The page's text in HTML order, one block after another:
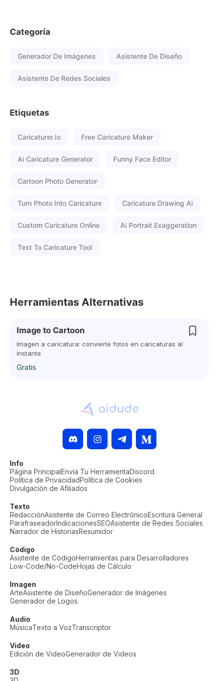
Categoría
Generador De Imágenes Asistente De Diseño
Asistente De Redes Sociales
Etiquetas
Caricaturer.io Free Caricature Maker
Ai Caricature Generator Funny Face Editor
Cartoon Photo Generator
Turn Photo Into Caricature Caricature Drawing Ai
Custom Caricature Online Ai Portrait Exaggeration
Text To Caricature Tool
Herramientas Alternativas
Image to Cartoon
Imagen a caricatura: convierte fotos en caricaturas al
instante
Gratis
Info
Página PrincipalEnvía Tu HerramientaDiscord
Política de PrivacidadPolítica de Cookies
Divulgación de Afiliados
Texto
RedacciónAsistente de Correo ElectrónicoEscritura General
ParafraseadorIndicacionesSEOAsistente de Redes Sociales
Narrador de HistoriasResumidor
Código
Asistente de CódigoHerramientas para Desarrolladores
Low-Code/No-CodeHojas de Cálculo
Imagen
ArteAsistente de DiseñoGenerador de Imágenes
Generador de Logos
Audio
MúsicaTexto a VozTranscriptor
Video
Edición de VideoGenerador de Videos
3D